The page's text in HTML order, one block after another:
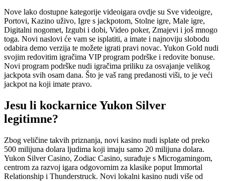
Nove lako dostupne kategorije videoigara ovdje su Sve videoigre,
Portovi, Kazino uživo, Igre s jackpotom, Stolne igre, Male igre,
Digitalni nogomet, Izgubi i dobi, Video poker, Zmajevi i još mnogo
toga. Novi naslovi će vam se isplatiti, a imate i najnoviju slobodu
odabira demo verzija te možete igrati pravi novac. Yukon Gold nudi
svojim redovitim igračima VIP program podrške i redovite bonuse.
Novi program podrške nudi igračima priliku za osvajanje velikog
jackpota svih osam dana. Što je vaš rang predanosti viši, to je veći
jackpot na koji imate pravo.
Jesu li kockarnice Yukon Silver
legitimne?
Zbog veličine takvih priznanja, novi kasino nudi isplate od preko
500 milijuna dolara ljudima koji imaju samo 20 milijuna dolara.
Yukon Silver Casino, Zodiac Casino, surađuje s Microgamingom,
centrom za razvoj igara odgovornim za klasike poput Immortal
Relationship i Thunderstruck. Novi lokalni kasino nudi više od